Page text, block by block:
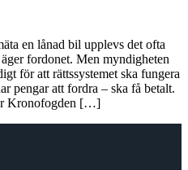
en lånad bil upplevs det ofta
fordonet. Men myndigheten
för att rättssystemet ska fungera
pengar att fordra – ska få betalt.
Kronofogden […]